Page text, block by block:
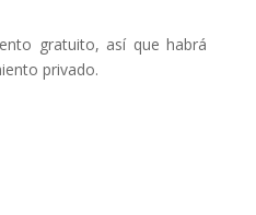
gratuito, así que habrá
privado.